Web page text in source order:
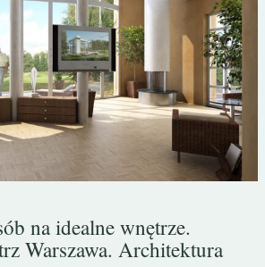
na idealne wnętrze.
Warszawa. Architektura